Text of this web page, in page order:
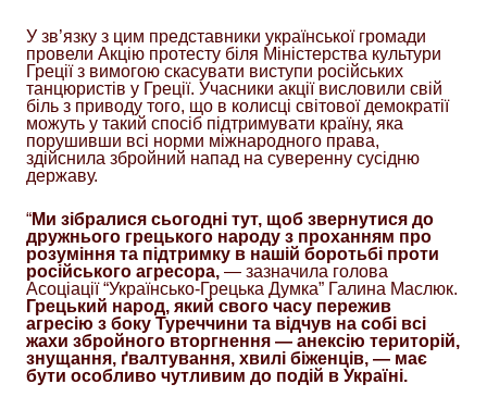
У зв’язку з цим представники української громади
провели Акцію протесту біля Міністерства культури
Греції з вимогою скасувати виступи російських
танцюристів у Греції. Учасники акції висловили свій
біль з приводу того, що в колисці світової демократії
можуть у такий спосіб підтримувати країну, яка
порушивши всі норми міжнародного права,
здійснила збройний напад на суверенну сусідню
державу.
“Ми зібралися сьогодні тут, щоб звернутися до
дружнього грецького народу з проханням про
розуміння та підтримку в нашій боротьбі проти
російського агресора, — зазначила голова
Асоціації “Українсько-Грецька Думка” Галина Маслюк.
Грецький народ, який свого часу пережив
агресію з боку Туреччини та відчув на собі всі
жахи збройного вторгнення — анексію територій,
знущання, ґвалтування, хвилі біженців, — має
бути особливо чутливим до подій в Україні.